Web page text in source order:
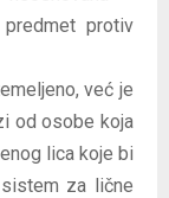
protiv
već je
od osobe koja
lica koje bi
za lične